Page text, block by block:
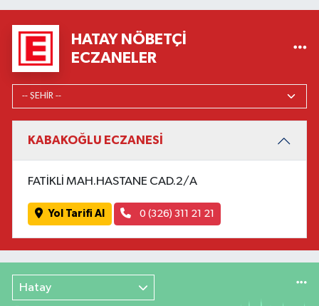
HATAY NÖBETÇI
ECZANELER
KABAKOĞLU ECZANESİ
FATİKLİ MAH.HASTANE CAD.2/A
Yol Tarifi Al 0 (326) 311 21 21
Hatay